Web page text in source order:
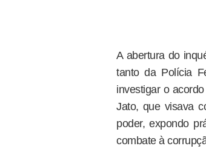
A abertura do
tanto da Polícia
investigar o
Jato, que visava
poder, expondo
combate à